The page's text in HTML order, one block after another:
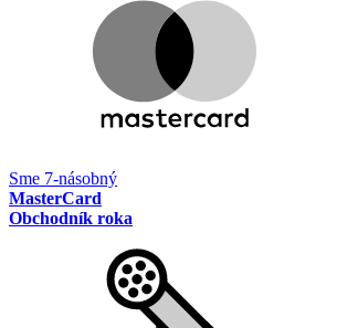
Sme 7-násobný
MasterCard
Obchodník roka